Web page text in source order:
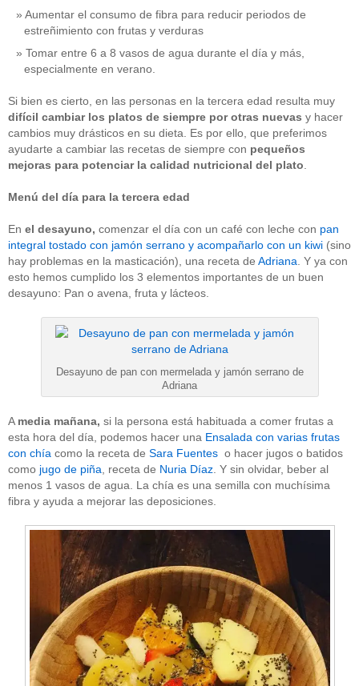
Aumentar el consumo de fibra para reducir periodos de
estreñimiento con frutas y verduras
Tomar entre 6 a 8 vasos de agua durante el día y más,
especialmente en verano.
Si bien es cierto, en las personas en la tercera edad resulta muy
difícil cambiar los platos de siempre por otras nuevas y hacer
cambios muy drásticos en su dieta. Es por ello, que preferimos
ayudarte a cambiar las recetas de siempre con pequeños
mejoras para potenciar la calidad nutricional del plato
Menú del día para la tercera edad
En el desayuno, comenzar el día con un café con leche con pan
integral tostado con jamón serrano y acompañarlo con un kiwi (sino
hay problemas en la masticación), una receta de Adriana . Y ya con
esto hemos cumplido los 3 elementos importantes de un buen
desayuno: Pan o avena, fruta y lácteos.
Desayuno de pan con mermelada y jamón serrano de
Adriana
A media mañana, si la persona está habituada a comer frutas a
esta hora del día, podemos hacer una Ensalada con varias frutas
con chía como la receta de Sara Fuentes o hacer jugos o batidos
como jugo de piña , receta de Nuria Díaz . Y sin olvidar, beber al
menos 1 vasos de agua. La chía es una semilla con muchísima
fibra y ayuda a mejorar las deposiciones.